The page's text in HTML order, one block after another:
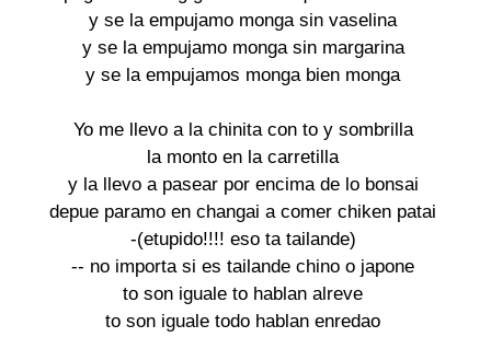
y se la empujamo monga sin vaselina
y se la empujamo monga sin margarina
y se la empujamos monga bien monga
Yo me llevo a la chinita con to y sombrilla
la monto en la carretilla
y la llevo a pasear por encima de lo bonsai
depue paramo en changai a comer chiken patai
-(etupido!!!! eso ta tailande)
-- no importa si es tailande chino o japone
to son iguale to hablan alreve
to son iguale todo hablan enredao